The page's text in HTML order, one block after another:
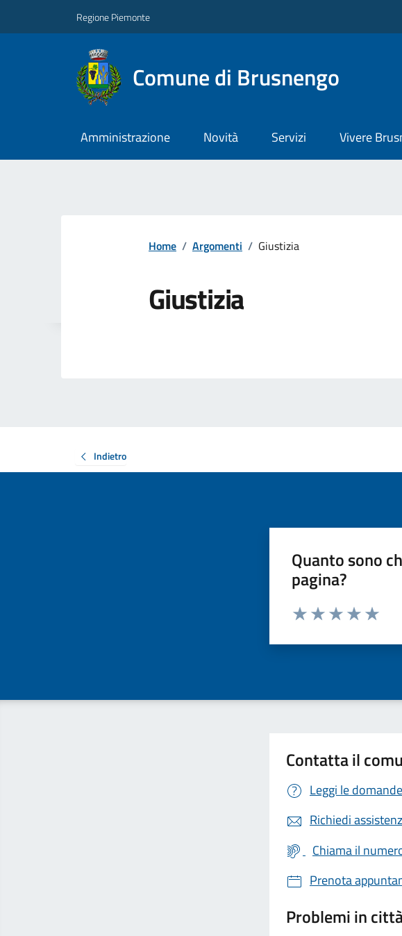
Regione Piemonte
Comune di Brusnengo
Amministrazione Novità Servizi Vivere
Home / Argomenti / Giustizia
Giustizia
Indietro
Quanto sono
pagina?
Valuta da 1 a 5 stelle la
Contatta il
Leggi le
Richiedi
Chiama il
Prenota
Problemi in